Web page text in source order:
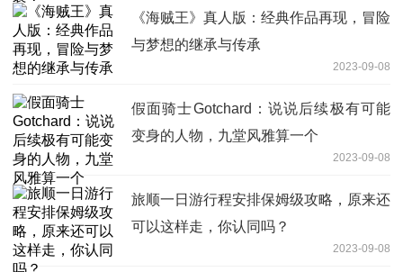
《海贼王》真人版：经典作品再现，冒险
与梦想的继承与传承
2023-09-08
假面骑士Gotchard：说说后续极有可能
变身的人物，九堂风雅算一个
2023-09-08
旅顺一日游行程安排保姆级攻略，原来还
可以这样走，你认同吗？
2023-09-08